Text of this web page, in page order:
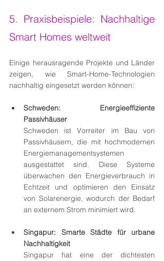
5. Praxisbeispiele: Nachhaltige
Smart Homes weltweit
Einige herausragende Projekte und Länder
zeigen, wie Smart-Home-Technologien
nachhaltig eingesetzt werden können:
Schweden: Energieeffiziente
Passivhäuser
Schweden ist Vorreiter im Bau von
Passivhäusern, die mit hochmodernen
Energiemanagementsystemen
ausgestattet sind. Diese Systeme
überwachen den Energieverbrauch in
Echtzeit und optimieren den Einsatz
von Solarenergie, wodurch der Bedarf
an externem Strom minimiert wird.
Singapur: Smarte Städte für urbane
Nachhaltigkeit
Singapur hat eine der dichtesten